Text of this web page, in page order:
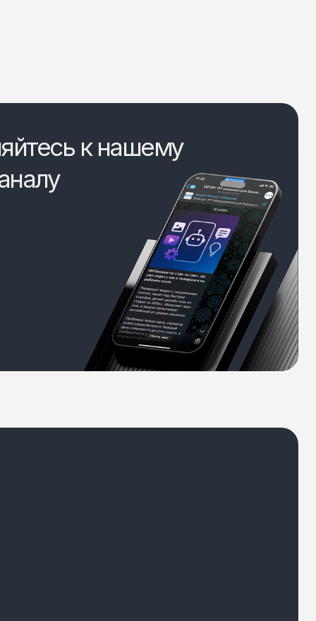
к нашему